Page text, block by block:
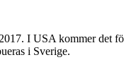
I USA kommer det
i Sverige.